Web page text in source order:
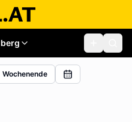
Wochenende